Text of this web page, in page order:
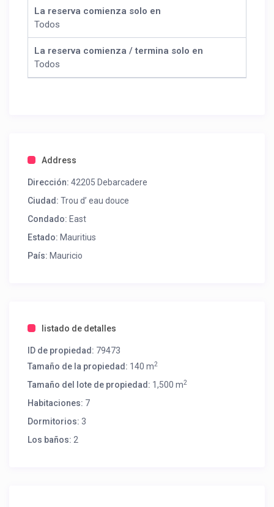
La reserva comienza solo en
Todos
La reserva comienza / termina solo en
Todos
Address
Dirección: 42205 Debarcadere
Ciudad: Trou d’ eau douce
Condado: East
Estado: Mauritius
País: Mauricio
listado de detalles
ID de propiedad: 79473
Tamaño de la propiedad: 140 m2
Tamaño del lote de propiedad: 1,500 m2
Habitaciones: 7
Dormitorios: 3
Los baños: 2